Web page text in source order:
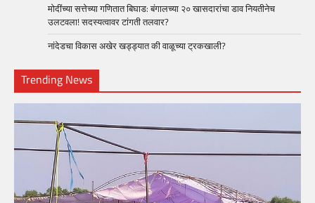
मोदींच्या सत्तेच्या गणितात बिघाड: बंगालच्या २० खासदारांचा डाव नियतीनेच
उलटवला! सदस्यत्वावर टांगती तलवार?
नांदेडचा विकास अखेर खड्ड्यात की वाळूच्या ट्रकखाली?
Trending News